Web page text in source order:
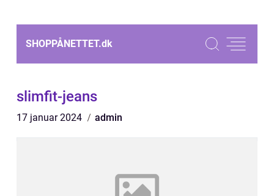
SHOPPÅNETTET.dk
slimfit-jeans
17 januar 2024 admin